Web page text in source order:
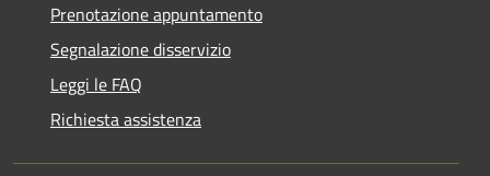
Prenotazione appuntamento
Segnalazione disservizio
Leggi le FAQ
Richiesta assistenza